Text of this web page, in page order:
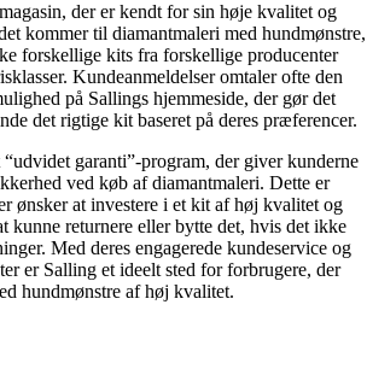
der er kendt for sin høje kvalitet og
kommer til diamantmaleri med hundmønstre,
forskellige kits fra forskellige producenter
Kundeanmeldelser omtaler ofte den
på Sallings hjemmeside, der gør det
det rigtige kit baseret på deres præferencer.
garanti”-program, der giver kunderne
ved køb af diamantmaleri. Dette er
ønsker at investere i et kit af høj kvalitet og
kunne returnere eller bytte det, hvis det ikke
Med deres engagerede kundeservice og
er Salling et ideelt sted for forbrugere, der
hundmønstre af høj kvalitet.